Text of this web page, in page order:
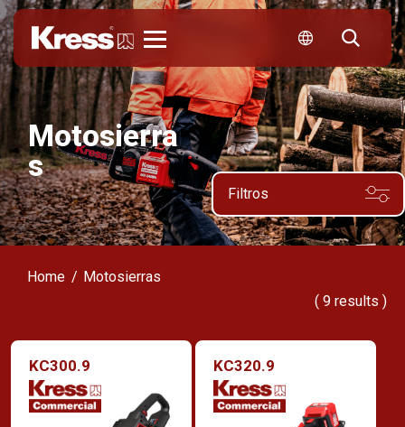
Motosierra
s
Filtros
Home
Motosierras
( 9 results )
KC300.9 KC320.9